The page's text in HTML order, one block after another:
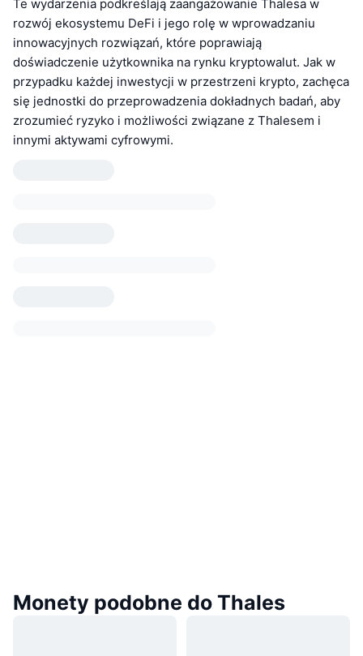
Te wydarzenia podkreślają zaangażowanie Thalesa w
rozwój ekosystemu DeFi i jego rolę w wprowadzaniu
innowacyjnych rozwiązań, które poprawiają
doświadczenie użytkownika na rynku kryptowalut. Jak w
przypadku każdej inwestycji w przestrzeni krypto, zachęca
się jednostki do przeprowadzenia dokładnych badań, aby
zrozumieć ryzyko i możliwości związane z Thalesem i
innymi aktywami cyfrowymi.
Monety podobne do Thales